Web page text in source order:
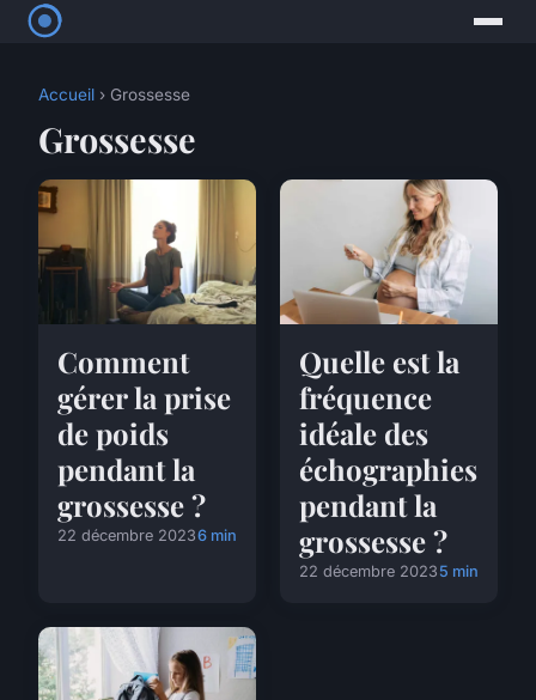
Accueil › Grossesse
Grossesse
Comment
gérer la prise
de poids
pendant la
grossesse ?
22 décembre 20236 min
Quelle est la
fréquence
idéale des
échographies
pendant la
grossesse ?
22 décembre 2023 5 min